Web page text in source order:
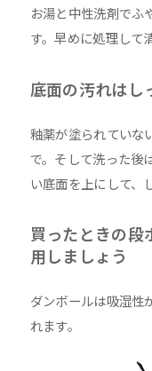
お湯と中性洗剤でふ
す。早めに処理して
底面の汚れはし
釉薬が塗られていな
で。そして洗った後
い底面を上にして、
買ったときの段
用しましょう
ダンボールは吸湿性
れます。